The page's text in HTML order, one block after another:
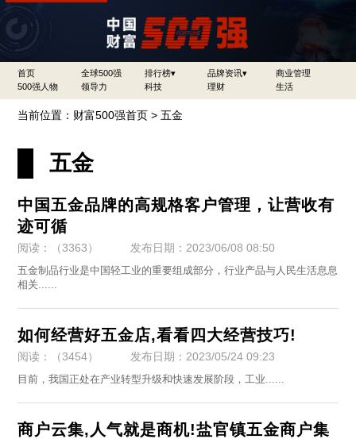
首页 全球500强 排行榜▾ 品牌资讯▾
商业管理
500强人物
领导力 科技 理财 生活
当前位置： 财富500强首页 >五金
五金
中国五金品牌的高规格客户管理，让营收有
迹可循
阅读：（3363） 发布日期：2023/06/08 08:50
​五金制品行业是中国轻工业的重要组成部分，行业产品与人民生活息息
相关......
​如何经营好五金店,看看四大经营技巧!
阅读：（3454） 发布日期：2023/05/24 09:23
目前，我国正处在产业转型升级和快速发展阶段，工业......
商户云集,人气就是商机!盐官镇五金商户集